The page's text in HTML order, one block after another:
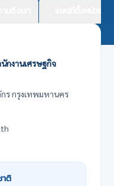
กงานเศรษฐกิจ
ร กรุงเทพมหานคร
ติ